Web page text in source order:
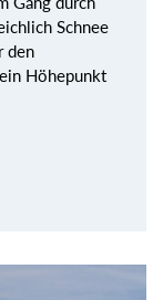
Schnee
den
Höhepunkt